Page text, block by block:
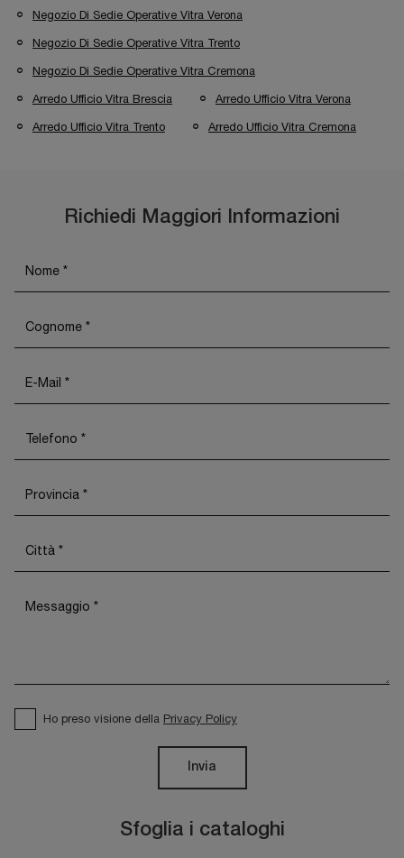
Negozio Di Sedie Operative Vitra Verona
Negozio Di Sedie Operative Vitra Trento
Negozio Di Sedie Operative Vitra Cremona
Arredo Ufficio Vitra Brescia Arredo Ufficio Vitra Verona
Arredo Ufficio Vitra Trento Arredo Ufficio Vitra Cremona
Sfoglia i cataloghi
Richiedi Maggiori Informazioni
Ho preso visione della Privacy Policy
Invia